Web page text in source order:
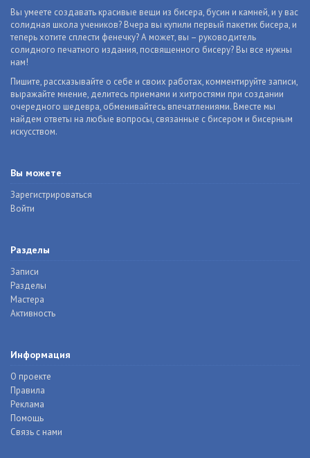
Вы умеете создавать красивые вещи из бисера, бусин и камней, и у вас
солидная школа учеников? Вчера вы купили первый пакетик бисера, и
теперь хотите сплести фенечку? А может, вы – руководитель
солидного печатного издания, посвященного бисеру? Вы все нужны
нам!
Пишите, рассказывайте о себе и своих работах, комментируйте записи,
выражайте мнение, делитесь приемами и хитростями при создании
очередного шедевра, обменивайтесь впечатлениями. Вместе мы
найдем ответы на любые вопросы, связанные с бисером и бисерным
искусством.
Вы можете
Зарегистрироваться
Войти
Разделы
Записи
Разделы
Мастера
Активность
Информация
О проекте
Правила
Реклама
Помощь
Связь с нами